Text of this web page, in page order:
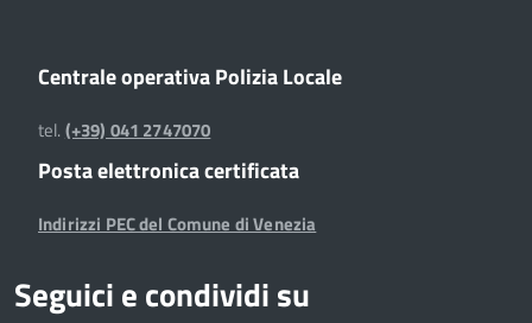
Centrale operativa Polizia Locale
tel.(+39) 041 2747070
Posta elettronica certificata
Indirizzi PEC del Comune di Venezia
Seguici e condividi su